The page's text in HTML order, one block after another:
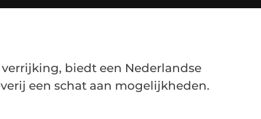
biedt een Nederlandse
een schat aan mogelijkheden.